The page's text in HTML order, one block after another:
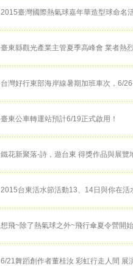
2015臺灣國際熱氣球嘉年華​造型球命名
臺東縣觀光產業主管夏季高峰會 業者熱
台灣好行東部海岸線暑期加班車次，6/
臺東公車轉運站預計6/19正式啟用！
鐵花新聚落-詩，遊台東 得獎作品與展覽
2015台東活水節活動13、14日與你在活
想飛~除了熱氣球之外~飛行傘夏令營開
6/21舞蹈創作者董桂汝 彩虹行走人間 展